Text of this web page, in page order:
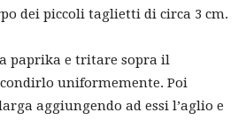
dei piccoli taglietti di circa 3 cm.
paprika e tritare sopra il
uniformemente. Poi
aggiungendo ad essi l’aglio e